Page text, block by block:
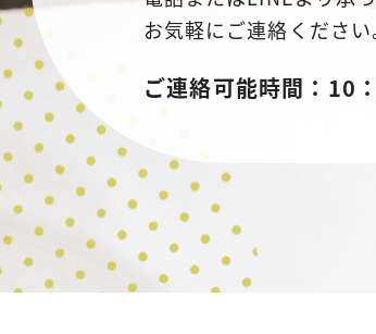
お気軽にご連絡ください
ご連絡可能時間： 10